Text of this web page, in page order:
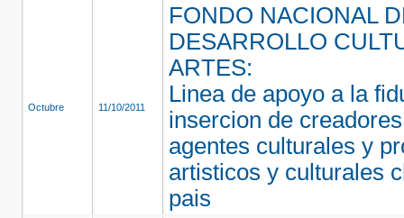
Octubre 11/10/2011
FONDO NACIONAL
DESARROLLO
ARTES:
Linea de apoyo a la
insercion de
agentes culturales y
artisticos y culturales
pais